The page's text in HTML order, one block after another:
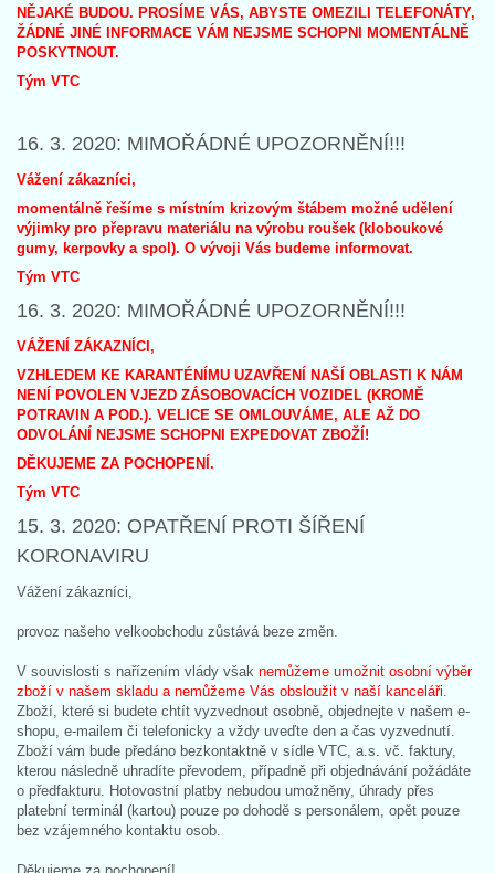
NĚJAKÉ BUDOU. PROSÍME VÁS, ABYSTE OMEZILI TELEFONÁTY,
ŽÁDNÉ JINÉ INFORMACE VÁM NEJSME SCHOPNI MOMENTÁLNĚ
POSKYTNOUT.
Tým VTC
16. 3. 2020: MIMOŘÁDNÉ UPOZORNĚNÍ!!!
Vážení zákazníci,
momentálně řešíme s místním krizovým štábem možné udělení
výjimky pro přepravu materiálu na výrobu roušek (kloboukové
gumy, kerpovky a spol). O vývoji Vás budeme informovat.
Tým VTC
16. 3. 2020: MIMOŘÁDNÉ UPOZORNĚNÍ!!!
VÁŽENÍ ZÁKAZNÍCI,
VZHLEDEM KE KARANTÉNÍMU UZAVŘENÍ NAŠÍ OBLASTI K NÁM
NENÍ POVOLEN VJEZD ZÁSOBOVACÍCH VOZIDEL (KROMĚ
POTRAVIN A POD.). VELICE SE OMLOUVÁME, ALE AŽ DO
ODVOLÁNÍ NEJSME SCHOPNI EXPEDOVAT ZBOŽÍ!
DĚKUJEME ZA POCHOPENÍ.
Tým VTC
15. 3. 2020: OPATŘENÍ PROTI ŠÍŘENÍ
KORONAVIRU
Vážení zákazníci,
provoz našeho velkoobchodu zůstává beze změn.
V souvislosti s nařízením vlády však nemůžeme umožnit osobní výběr
zboží v našem skladu a nemůžeme Vás obsloužit v naší kanceláři
Zboží, které si budete chtít vyzvednout osobně, objednejte v našem e-
shopu, e-mailem či telefonicky a vždy uveďte den a čas vyzvednutí.
Zboží vám bude předáno bezkontaktně v sídle VTC, a.s. vč. faktury,
kterou následně uhradíte převodem, případně při objednávání požádáte
o předfakturu. Hotovostní platby nebudou umožněny, úhrady přes
platební terminál (kartou) pouze po dohodě s personálem, opět pouze
bez vzájemného kontaktu osob.